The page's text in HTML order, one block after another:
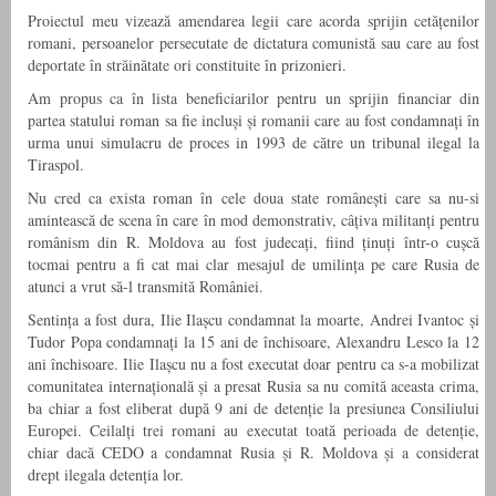
Proiectul meu vizează amendarea legii care acorda sprijin cetățenilor
romani, persoanelor persecutate de dictatura comunistă sau care au fost
deportate în străinătate ori constituite în prizonieri.
Am propus ca în lista beneficiarilor pentru un sprijin financiar din
partea statului roman sa fie incluși și romanii care au fost condamnați în
urma unui simulacru de proces in 1993 de către un tribunal ilegal la
Tiraspol.
Nu cred ca exista roman în cele doua state românești care sa nu-si
amintească de scena în care în mod demonstrativ, câțiva militanți pentru
românism din R. Moldova au fost judecați, fiind ținuți într-o cușcă
tocmai pentru a fi cat mai clar mesajul de umilința pe care Rusia de
atunci a vrut să-l transmită României.
Sentința a fost dura, Ilie Ilașcu condamnat la moarte, Andrei Ivantoc și
Tudor Popa condamnați la 15 ani de închisoare, Alexandru Lesco la 12
ani închisoare. Ilie Ilașcu nu a fost executat doar pentru ca s-a mobilizat
comunitatea internațională și a presat Rusia sa nu comită aceasta crima,
ba chiar a fost eliberat după 9 ani de detenție la presiunea Consiliului
Europei. Ceilalți trei romani au executat toată perioada de detenție,
chiar dacă CEDO a condamnat Rusia și R. Moldova și a considerat
drept ilegala detenția lor.